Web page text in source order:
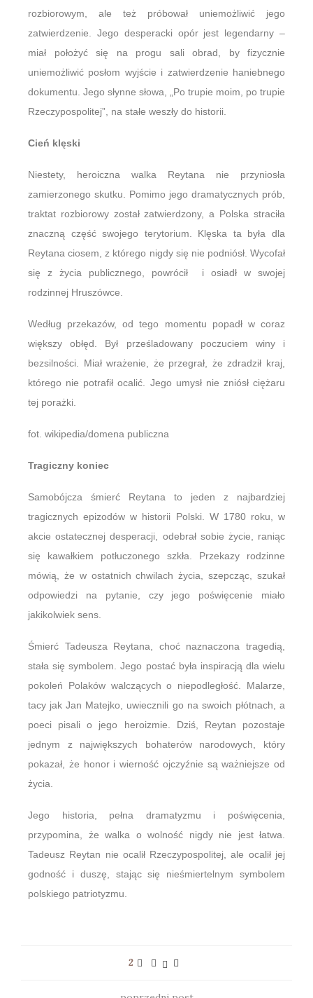
rozbiorowym, ale też próbował uniemożliwić jego
zatwierdzenie. Jego desperacki opór jest legendarny –
miał położyć się na progu sali obrad, by fizycznie
uniemożliwić posłom wyjście i zatwierdzenie haniebnego
dokumentu. Jego słynne słowa, „Po trupie moim, po trupie
Rzeczypospolitej”, na stałe weszły do historii.
Cień klęski
Niestety, heroiczna walka Reytana nie przyniosła
zamierzonego skutku. Pomimo jego dramatycznych prób,
traktat rozbiorowy został zatwierdzony, a Polska straciła
znaczną część swojego terytorium. Klęska ta była dla
Reytana ciosem, z którego nigdy się nie podniósł. Wycofał
się z życia publicznego, powrócił i osiadł w swojej
rodzinnej Hruszówce.
Według przekazów, od tego momentu popadł w coraz
większy obłęd. Był prześladowany poczuciem winy i
bezsilności. Miał wrażenie, że przegrał, że zdradził kraj,
którego nie potrafił ocalić. Jego umysł nie zniósł ciężaru
tej porażki.
fot. wikipedia/domena publiczna
Tragiczny koniec
Samobójcza śmierć Reytana to jeden z najbardziej
tragicznych epizodów w historii Polski. W 1780 roku, w
akcie ostatecznej desperacji, odebrał sobie życie, raniąc
się kawałkiem potłuczonego szkła. Przekazy rodzinne
mówią, że w ostatnich chwilach życia, szepcząc, szukał
odpowiedzi na pytanie, czy jego poświęcenie miało
jakikolwiek sens.
Śmierć Tadeusza Reytana, choć naznaczona tragedią,
stała się symbolem. Jego postać była inspiracją dla wielu
pokoleń Polaków walczących o niepodległość. Malarze,
tacy jak Jan Matejko, uwiecznili go na swoich płótnach, a
poeci pisali o jego heroizmie. Dziś, Reytan pozostaje
jednym z największych bohaterów narodowych, który
pokazał, że honor i wierność ojczyźnie są ważniejsze od
życia.
Jego historia, pełna dramatyzmu i poświęcenia,
przypomina, że walka o wolność nigdy nie jest łatwa.
Tadeusz Reytan nie ocalił Rzeczypospolitej, ale ocalił jej
godność i duszę, stając się nieśmiertelnym symbolem
polskiego patriotyzmu.
2